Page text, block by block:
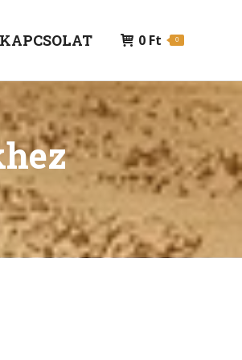
KAPCSOLAT 0 Ft 0